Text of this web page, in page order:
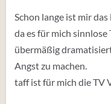
Schon lange ist mir
da es für mich
übermäßig
Angst zu machen.
taff ist für mich die TV